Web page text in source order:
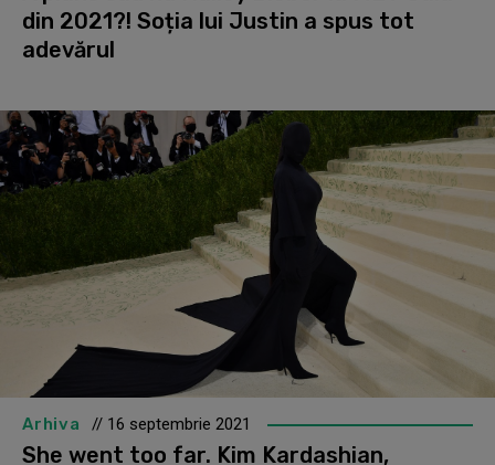
din 2021?! Soția lui Justin a spus tot
adevărul
Arhiva // 16 septembrie 2021
She went too far. Kim Kardashian,